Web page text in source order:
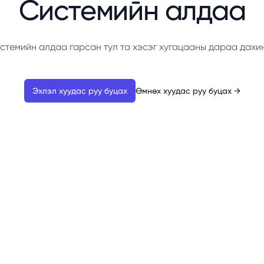
Системийн алдаа
алдаа гарсан тул та хэсэг хугацааны дараа
Эхлэл хуудас руу буцах Өмнөх хуудас руу буцах →